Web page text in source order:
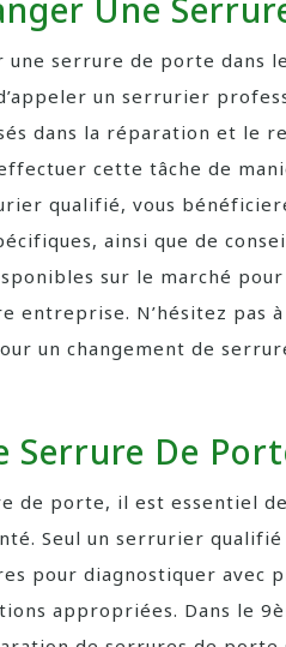
une serrure de porte dans
un serrurier
dans la réparation et le
cette tâche de
qualifié, vous
ainsi que de
sur le marché
entreprise. N’hésitez pas
un changement de
Serrure De
de porte, il est essentiel
Seul un serrurier qualifié
pour diagnostiquer avec
appropriées. Dans le